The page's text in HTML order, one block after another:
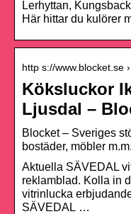
Lerhyttan,
Här hittar du kulörer
http s://www.blocket.se
Köksluckor
Ljusdal –
Blocket – Sveriges
bostäder, möbler m.m.
Aktuella SÄVEDAL
reklamblad. Kolla in
vitrinlucka
SÄVEDAL …